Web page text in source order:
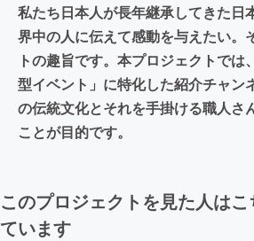
私たち日本人が長年継承してきた日
界中の人に伝えて感動を与えたい。
トの趣旨です。本プロジェクトでは
型イベント」に特化した紹介チャン
の伝統文化とそれを手掛ける職人さ
ことが目的です。
このプロジェクトを見た人は
ています